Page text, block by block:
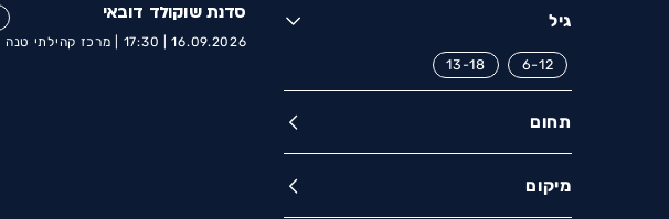
גיל
6-12
13-18
תחום
מיקום
סדנת שוקולד דובאי
16.09.2026 |
17:30 | מרכז קהילתי טנה